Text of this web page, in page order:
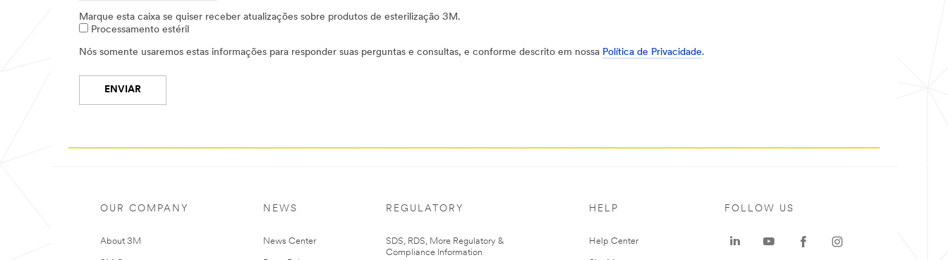
Marque esta caixa se quiser receber atualizações sobre produtos de esterilização 3M.
Processamento estéril
Nós somente usaremos estas informações para responder suas perguntas e consultas, e conforme descrito em nossa Política de Privacidade.
ENVIAR
OUR COMPANY
About 3M
NEWS
News Center
REGULATORY
SDS, RDS, More Regulatory &
Compliance Information
HELP
Help Center
FOLLOW US